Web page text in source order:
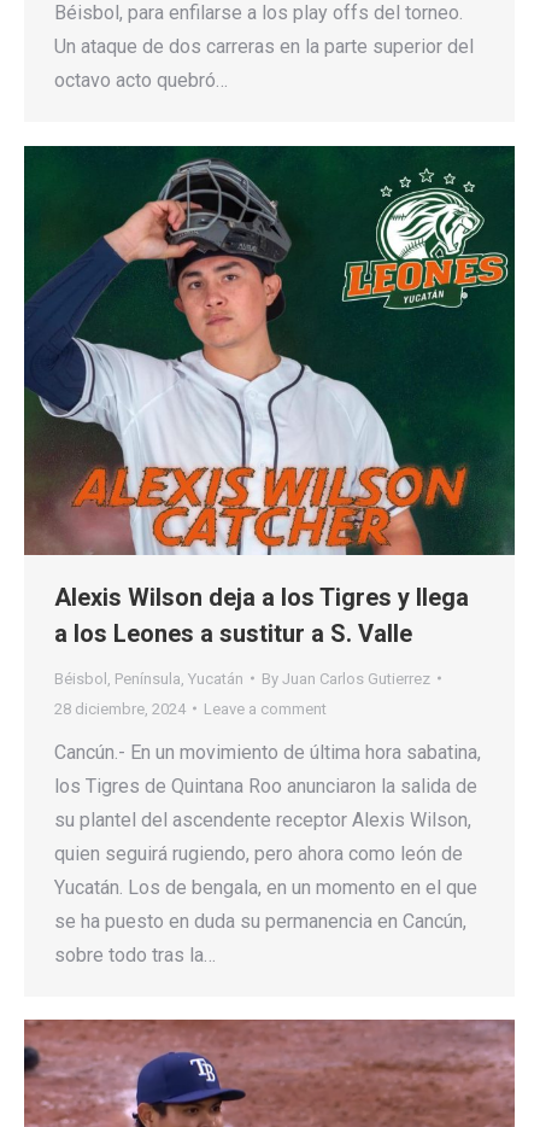
Béisbol, para enfilarse a los play offs del torneo.
Un ataque de dos carreras en la parte superior del
octavo acto quebró…
Alexis Wilson deja a los Tigres y llega
a los Leones a sustitur a S. Valle
Béisbol Península Yucatán By Juan Carlos Gutierrez
28 diciembre, 2024
Leave a comment
Cancún.- En un movimiento de última hora sabatina,
los Tigres de Quintana Roo anunciaron la salida de
su plantel del ascendente receptor Alexis Wilson,
quien seguirá rugiendo, pero ahora como león de
Yucatán. Los de bengala, en un momento en el que
se ha puesto en duda su permanencia en Cancún,
sobre todo tras la…